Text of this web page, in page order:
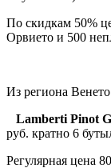
По скидкам 50%
Орвието и 500
Из региона
Lamberti Pinot
руб. кратно 6
Регулярная цена